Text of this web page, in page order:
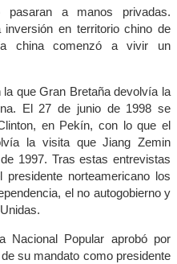
a manos privadas.
en territorio chino de
china comenzó a vivir un
que Gran Bretaña devolvía la
El 27 de junio de 1998 se
en Pekín, con lo que el
la visita que Jiang Zemin
1997. Tras estas entrevistas
norteamericano los
el no autogobierno y
Nacional Popular aprobó por
su mandato como presidente